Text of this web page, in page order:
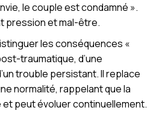
le couple est condamné ».
pression et mal-être.
les conséquences «
traumatique, d’une
trouble persistant. Il replace
normalité, rappelant que la
et peut évoluer continuellement.